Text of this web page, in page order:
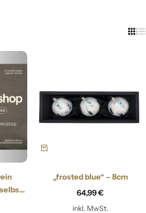
„frosted blue“ – 8cm
64,99€
inkl. MwSt.